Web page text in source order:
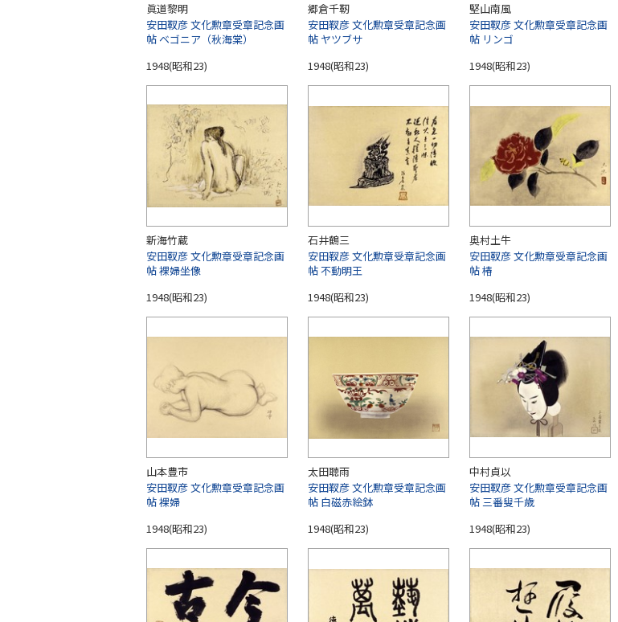
眞道黎明
安田靫彦 文化勲章受章記念画
帖 ベゴニア（秋海棠）
1948(昭和23)
郷倉千靭
安田靫彦 文化勲章受章記念画
帖 ヤツブサ
1948(昭和23)
堅山南風
安田靫彦 文化勲章受章記念画
帖 リンゴ
1948(昭和23)
新海竹蔵
安田靫彦 文化勲章受章記念画
帖 裸婦坐像
1948(昭和23)
石井鶴三
安田靫彦 文化勲章受章記念画
帖 不動明王
1948(昭和23)
奥村土牛
安田靫彦 文化勲章受章記念画
帖 椿
1948(昭和23)
山本豊市
安田靫彦 文化勲章受章記念画
帖 裸婦
1948(昭和23)
太田聴雨
安田靫彦 文化勲章受章記念画
帖 白磁赤絵鉢
1948(昭和23)
中村貞以
安田靫彦 文化勲章受章記念画
帖 三番叟千歳
1948(昭和23)